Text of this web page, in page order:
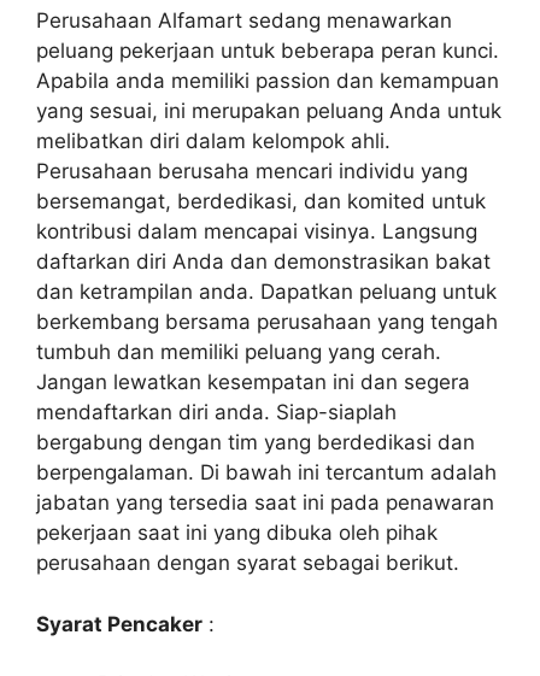
Perusahaan Alfamart sedang menawarkan
peluang pekerjaan untuk beberapa peran kunci.
Apabila anda memiliki passion dan kemampuan
yang sesuai, ini merupakan peluang Anda untuk
melibatkan diri dalam kelompok ahli.
Perusahaan berusaha mencari individu yang
bersemangat, berdedikasi, dan komited untuk
kontribusi dalam mencapai visinya. Langsung
daftarkan diri Anda dan demonstrasikan bakat
dan ketrampilan anda. Dapatkan peluang untuk
berkembang bersama perusahaan yang tengah
tumbuh dan memiliki peluang yang cerah.
Jangan lewatkan kesempatan ini dan segera
mendaftarkan diri anda. Siap-siaplah
bergabung dengan tim yang berdedikasi dan
berpengalaman. Di bawah ini tercantum adalah
jabatan yang tersedia saat ini pada penawaran
pekerjaan saat ini yang dibuka oleh pihak
perusahaan dengan syarat sebagai berikut.
Syarat Pencaker :